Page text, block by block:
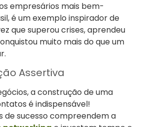
empresários mais bem-
é um exemplo inspirador de
que superou crises, aprendeu
muito mais do que um
Assertiva
a construção de uma
é indispensável!
de sucesso compreendem a